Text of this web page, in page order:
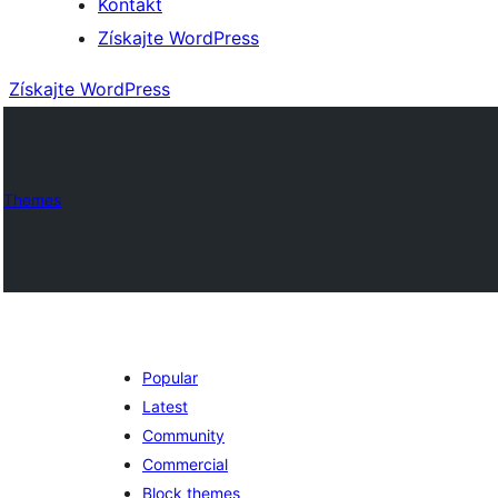
Kontakt
Získajte WordPress
Získajte WordPress
Themes
Popular
Latest
Community
Commercial
Block themes